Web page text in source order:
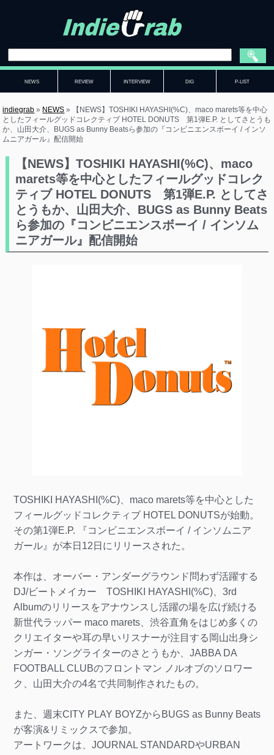
NEWS REVIEW INTERVIEW DIG P-LIST
indiegrab » NEWS »
【NEWS】TOSHIKI HAYASHI(%C)、maco marets等を中心
としたフィールグッドコレクティブ HOTEL DONUTS 第1弾E.P. としてさとうも
か、山田大介、BUGS as Bunny Beatsら参加の『コンビニエンスボーイ / インソ
ムニアガール』配信開始
【NEWS】TOSHIKI HAYASHI(%C)、maco
marets等を中心としたフィールグッドコレク
ティブ HOTEL DONUTS 第1弾E.P. としてさ
とうもか、山田大介、BUGS as Bunny Beats
ら参加の『コンビニエンスボーイ / インソム
ニアガール』配信開始
TOSHIKI HAYASHI(%C)、maco marets等を中心とした
フィールグッドコレクティブ HOTEL DONUTSが始動。
その第1弾E.P. 『コンビニエンスボーイ / インソムニア
ガール』が本日12日にリリースされた。
本作は、オーバー・アンダーグラウンド問わず活躍する
DJ/ビートメイカー TOSHIKI HAYASHI(%C)、3rd
Albumのリリースをアナウンスし活躍の場を広げ続ける
新世代ラッパー maco marets、渋谷直角をはじめ多くの
クリエイターや耳の早いリスナーが注目する岡山出身シ
ンガー・ソングライターのさとうもか、JABBA DA
FOOTBALL CLUBのフロントマン ノルオブのソロワー
ク、山田大介の4名で共同制作されたもの。
また、週末CITY PLAY BOYZからBUGS as Bunny Beats
が客演&リミックスで参加。
アートワークは、JOURNAL STANDARDやURBAN